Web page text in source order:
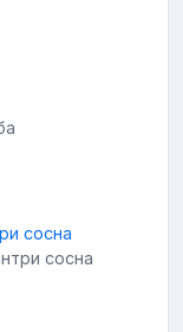
сосна